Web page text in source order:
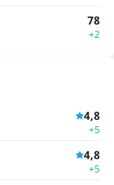
78
+2
4,8
+5
4,8
+5